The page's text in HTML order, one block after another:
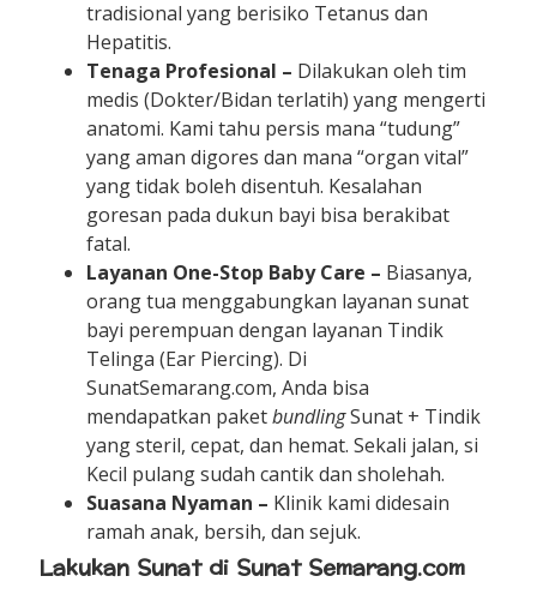
tradisional yang berisiko Tetanus dan
Hepatitis.
Tenaga Profesional – Dilakukan oleh tim
medis (Dokter/Bidan terlatih) yang mengerti
anatomi. Kami tahu persis mana “tudung”
yang aman digores dan mana “organ vital”
yang tidak boleh disentuh. Kesalahan
goresan pada dukun bayi bisa berakibat
fatal.
Layanan One-Stop Baby Care – Biasanya,
orang tua menggabungkan layanan sunat
bayi perempuan dengan layanan Tindik
Telinga (Ear Piercing). Di
SunatSemarang.com, Anda bisa
mendapatkan paketbundlingSunat + Tindik
yang steril, cepat, dan hemat. Sekali jalan, si
Kecil pulang sudah cantik dan sholehah.
Suasana Nyaman – Klinik kami didesain
ramah anak, bersih, dan sejuk.
Lakukan Sunat di Sunat Semarang.com